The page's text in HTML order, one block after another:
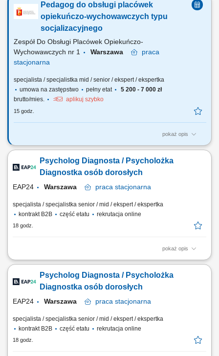
prowadzenie zajęć psychologicznych oraz wsparcie rozwoju
emocjonalnego pacjentów; współpraca z zespołem
wielospecjalistycznym w zakresie zdrowia psychicznego;
Pedagog do obsługi placówek
opiekuńczo-wychowawczych typu
socjalizacyjnego
Zespół Do Obsługi Placówek Opiekuńczo-
Wychowawczych nr 1
Warszawa
praca
stacjonarna
specjalista / specjalistka mid / senior / ekspert / ekspertka
umowa na zastępstwo
pełny etat
5 200 - 7 000 zł
brutto/mies.
aplikuj szybko
15 godz.
pokaż opis
Zakres zadań wykonywanych na stanowisku: rozpoznanie sytuacji
pedagogiczna dziecka, prowadzenie zajęć socjoterapeutycznych
wspierających rozwój społeczny, emocjonalny, psychofizyczny,
Psycholog Diagnosta / Psycholożka
Diagnostka osób dorosłych
EAP24 Warszawa praca stacjonarna
specjalista / specjalistka senior / mid / ekspert / ekspertka
kontrakt B2B
część etatu rekrutacja online
18 godz.
pokaż opis
Twój zakres obowiązków prowadzenie kompleksowej diagnozy
oraz dobór odpowiednich metod i narzędzi diagnostycznych,
prowadzenie diagnozy m.in. w zakresie zaburzeń neurorozwojowych
Psycholog Diagnosta / Psycholożka
Diagnostka osób dorosłych
EAP24 Warszawa praca stacjonarna
specjalista / specjalistka senior / mid / ekspert / ekspertka
kontrakt B2B
część etatu rekrutacja online
18 godz.